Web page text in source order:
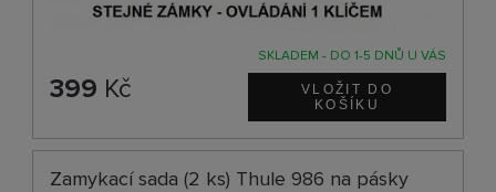
SKLADEM - DO 1-5 DNŮ U VÁS
399 Kč
Zamykací sada (2 ks) Thule 986 na pásky